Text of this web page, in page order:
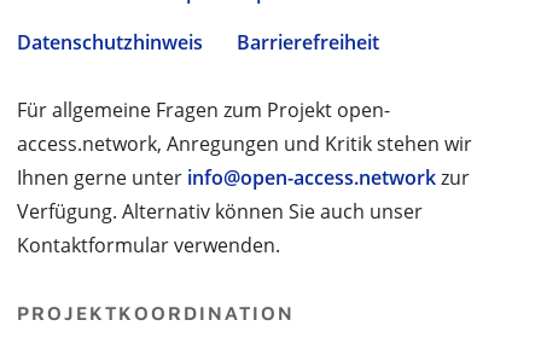
Datenschutzhinweis
Barrierefreiheit
Für allgemeine Fragen zum Projekt open-
access.network, Anregungen und Kritik stehen wir
Ihnen gerne unter info@open-access.networkzur
Verfügung. Alternativ können Sie auch unser
Kontaktformular verwenden.
PROJEKTKOORDINATION